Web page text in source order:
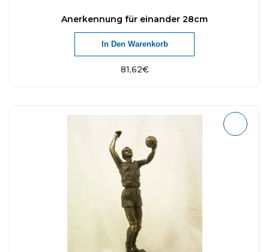
Anerkennung für einander 28cm
81,62€
In Den Warenkorb